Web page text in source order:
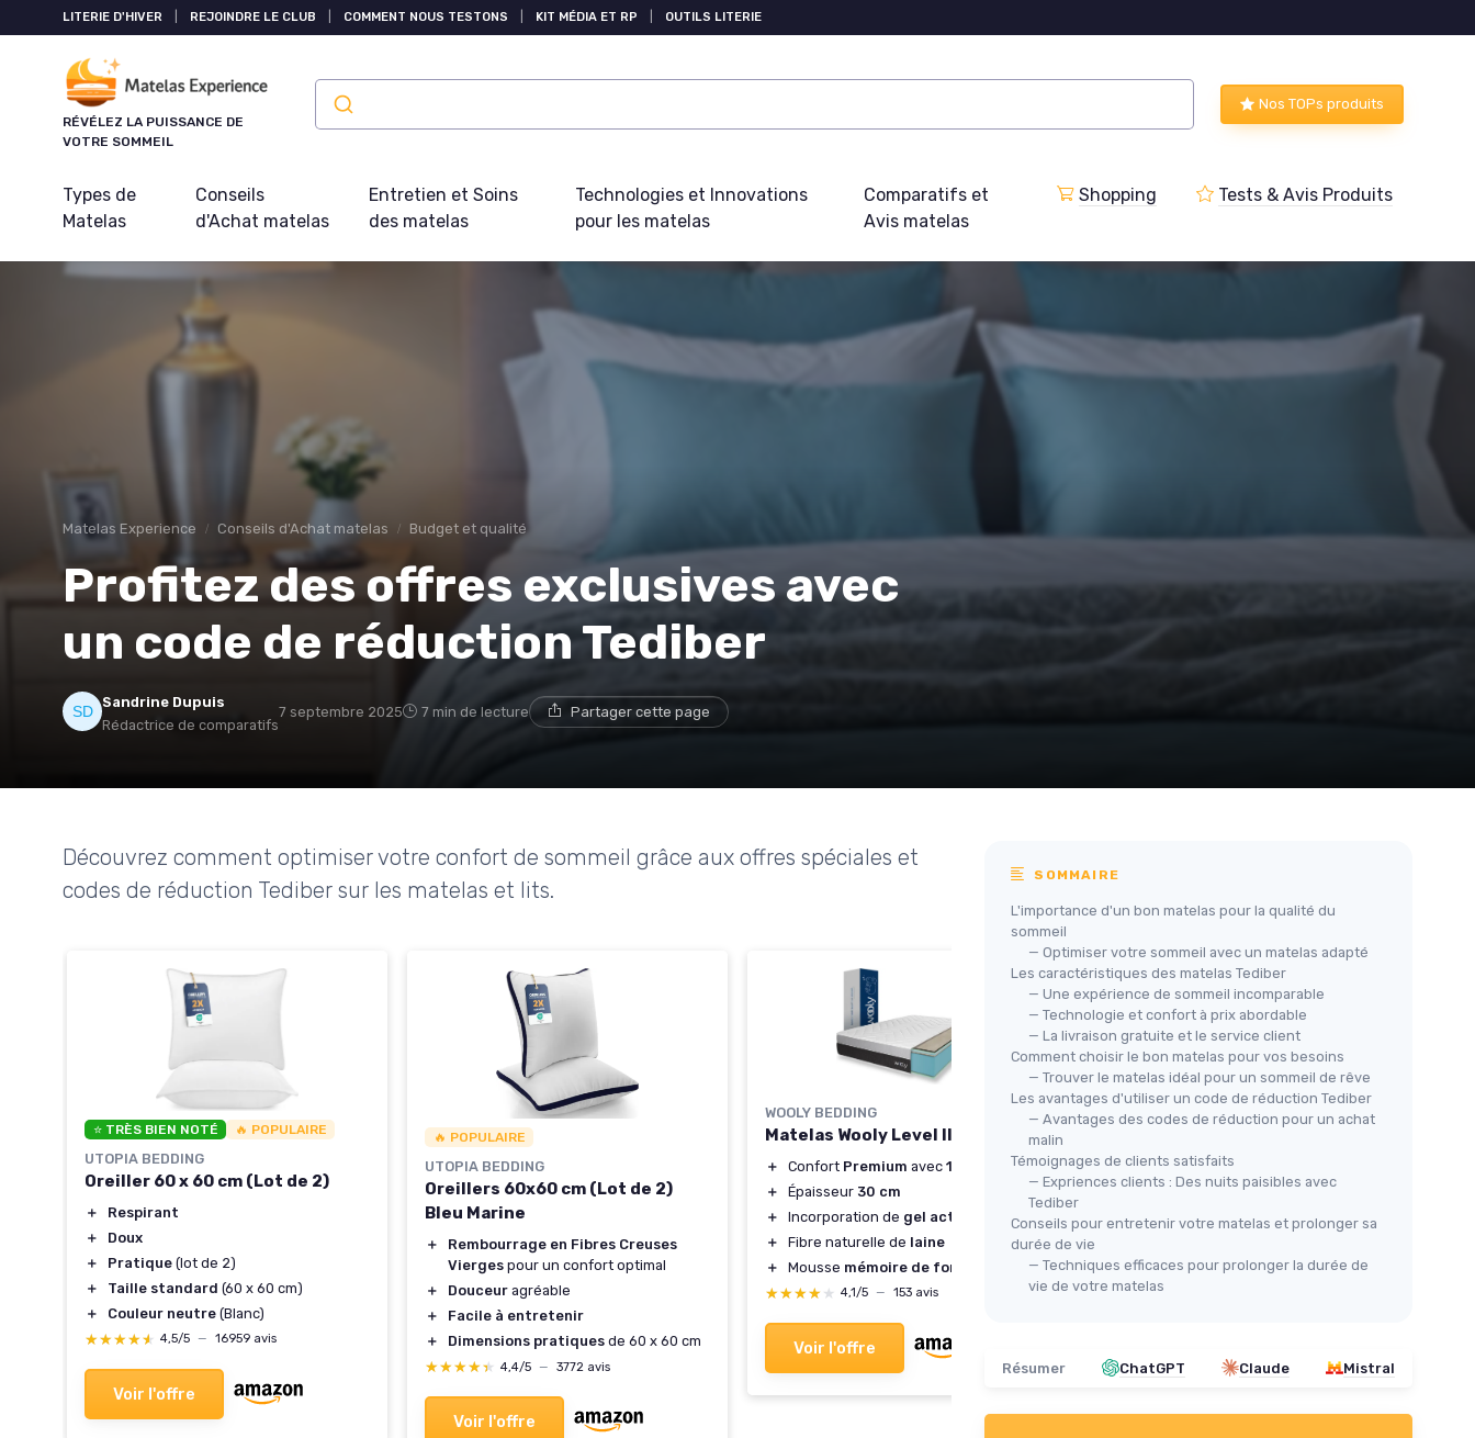
LITERIE D'HIVER REJOINDRE LE CLUB COMMENT NOUS TESTONS KIT MÉDIA ET RP OUTILS LITERIE
RÉVÉLEZ LA PUISSANCE DE
VOTRE SOMMEIL
Nos TOPs produits
Types de
Matelas
Conseils
d'Achat matelas
Entretien et Soins
des matelas
Technologies et Innovations
pour les matelas
Comparatifs et
Avis matelas
Shopping Tests & Avis Produits
Matelas Experience Conseils d'Achat matelas Budget et qualité
Profitez des offres exclusives avec
un code de réduction Tediber
Sandrine Dupuis
Rédactrice de comparatifs
7 septembre 2025 7 min de lecture Partager cette page
Découvrez comment optimiser votre confort de sommeil grâce aux offres spéciales et
codes de réduction Tediber sur les matelas et lits.
⭐ TRÈS BIEN NOTÉ 🔥 POPULAIRE
UTOPIA BEDDING
Oreiller 60 x 60 cm (Lot de 2)
＋
Respirant
＋
Doux
＋
Pratique (lot de 2)
＋
Taille standard (60 x 60 cm)
＋
Couleur neutre (Blanc)
★★★★★
★★★★★ 4,5/5 — 16959 avis
Voir l'offre
🔥 POPULAIRE
UTOPIA BEDDING
Oreillers 60x60 cm (Lot de 2)
Bleu Marine
＋
Rembourrage en Fibres Creuses
Vierges pour un confort optimal
＋
Douceur agréable
＋
Facile à entretenir
＋
Dimensions pratiques de 60 x 60 cm
★★★★★
★★★★★ 4,4/5 — 3772 avis
Voir l'offre
WOOLY BEDDING
Matelas Wooly Level II 140x190
＋ Confort Premium avec 13 couches
＋
Épaisseur 30 cm
＋
Incorporation de gel actif
＋
Fibre naturelle de laine
＋
Mousse mémoire de forme
★★★★★
★★★★★ 4,1/5 — 153 avis
Voir l'offre
BETT1
Bett1 Surmatelas BODYGUARD®
140x200 cm
confort optimal
＋
Respirantpour une meilleure
＋
Zones de Couchage adaptées pour
4 cm d'épaisseur
pour un confort
★★★★★
★★★★★ 4,4/5 — 223 avis
SOMMAIRE
L'importance d'un bon matelas pour la qualité du
sommeil
— Optimiser votre sommeil avec un matelas adapté
Les caractéristiques des matelas Tediber
— Une expérience de sommeil incomparable
— Technologie et confort à prix abordable
— La livraison gratuite et le service client
Comment choisir le bon matelas pour vos besoins
— Trouver le matelas idéal pour un sommeil de rêve
Les avantages d'utiliser un code de réduction Tediber
— Avantages des codes de réduction pour un achat
malin
Témoignages de clients satisfaits
— Expriences clients : Des nuits paisibles avec
Tediber
Conseils pour entretenir votre matelas et prolonger sa
durée de vie
— Techniques efficaces pour prolonger la durée de
vie de votre matelas
Résumer ChatGPT Claude Mistral
Panneau de gestion des cookies